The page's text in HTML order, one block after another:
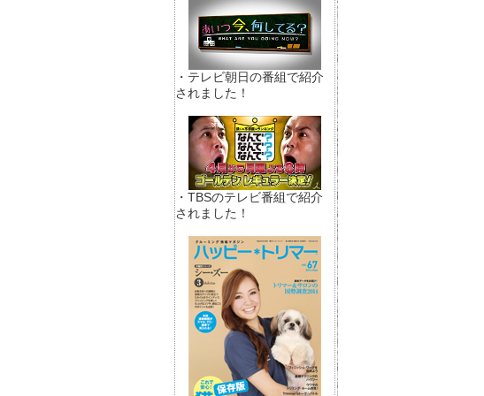
・テレビ朝日の番組で紹介
されました！
・TBSのテレビ番組で紹介
されました！